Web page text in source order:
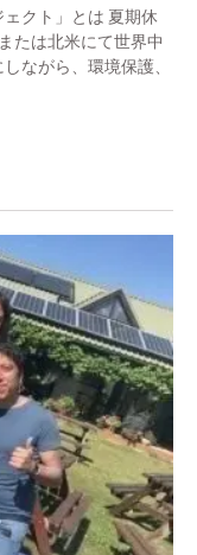
クト」とは 夏期休
たは北米にて世界中
ながら、環境保護、